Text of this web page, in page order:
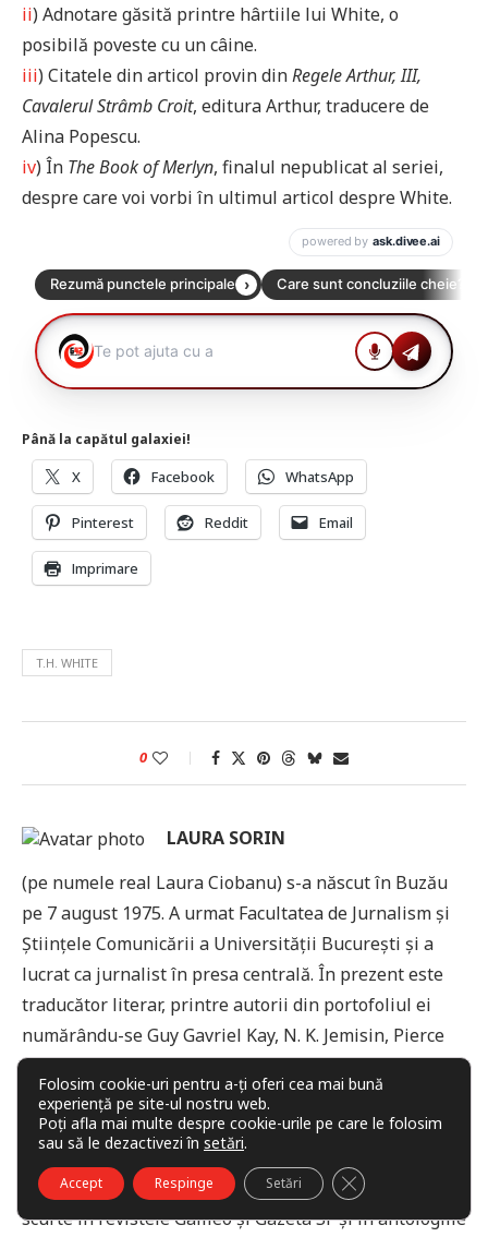
ii) Adnotare găsită printre hârtiile lui White, o
posibilă poveste cu un câine.
iii) Citatele din articol provin dinRegele Arthur, III,
Cavalerul Strâmb Croit, editura Arthur, traducere de
Alina Popescu.
iv) În The Book of Merlyn, finalul nepublicat al seriei,
despre care voi vorbi în ultimul articol despre White.
Până la capătul galaxiei!
X Facebook WhatsApp
Pinterest Reddit Email
Imprimare
T.H. WHITE
0
LAURA SORIN
(pe numele real Laura Ciobanu) s-a născut în Buzău
pe 7 august 1975. A urmat Facultatea de Jurnalism şi
Ştiinţele Comunicării a Universităţii Bucureşti și a
lucrat ca jurnalist în presa centrală. În prezent este
traducător literar, printre autorii din portofoliul ei
numărându-se Guy Gavriel Kay, N. K. Jemisin, Pierce
Brown, China Mieville și Brandon Sanderson.
A debutat ca scriitor în 2012, la editura Millennium
Books, cu povestirea Copiii Diavolului, publicată în
antologia Dincolo de noapte: 12 fețe ale goticului,
coordonată de Oliviu Crâznic. A mai publicat proze
scurte în revistele Galileo și Gazeta SF și în antologiile
Folosim cookie-uri pentru a-ți oferi cea mai bună
experiență pe site-ul nostru web.
Poți afla mai multe despre cookie-urile pe care le folosim
sau să le dezactivezi în setări.
Accept Respinge Setări CLOSE GDPR